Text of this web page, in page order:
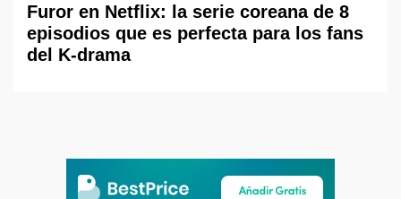
Furor en Netflix: la serie coreana de 8
episodios que es perfecta para los fans
del K-drama